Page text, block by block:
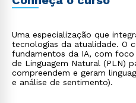
Uma especialização que
tecnologias da atualidade. O
fundamentos da IA, com foco
de Linguagem Natural (PLN)
compreendem e geram
e análise de sentimento).